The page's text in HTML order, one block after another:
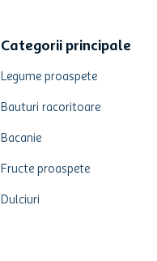
Categorii principale
Legume proaspete
Bauturi racoritoare
Bacanie
Fructe proaspete
Dulciuri